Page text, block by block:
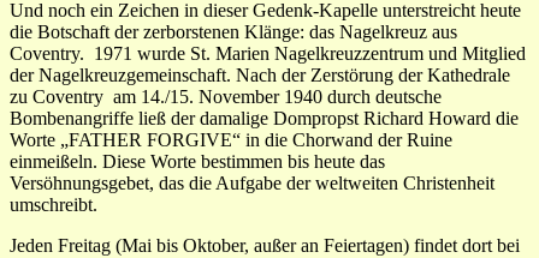
Und noch ein Zeichen in dieser Gedenk-Kapelle unterstreicht heute
die Botschaft der zerborstenen Klänge: das Nagelkreuz aus
Coventry. 1971 wurde St. Marien Nagelkreuzzentrum und Mitglied
der Nagelkreuzgemeinschaft. Nach der Zerstörung der Kathedrale
zu Coventry am 14./15. November 1940 durch deutsche
Bombenangriffe ließ der damalige Dompropst Richard Howard die
Worte „FATHER FORGIVE“ in die Chorwand der Ruine
einmeißeln. Diese Worte bestimmen bis heute das
Versöhnungsgebet, das die Aufgabe der weltweiten Christenheit
umschreibt.
Jeden Freitag (Mai bis Oktober, außer an Feiertagen) findet dort bei